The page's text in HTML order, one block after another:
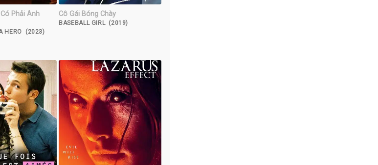
Phải Anh
HERO (2023)
Cô Gái Bóng Chày
BASEBALL GIRL (2019)